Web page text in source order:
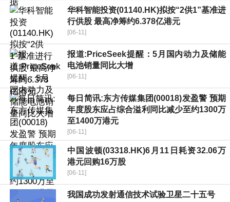
华科智能投资(01140.HK)拟按“2供1”基准进
行供股 最高净筹约6.378亿港元
[06-11]
报道:PriceSeek提醒：5月国内动力及储能
电池销量同比大增
[06-11]
每日简讯:东方传媒集团(00018)发盈警 预期
年度股东应占综合溢利同比减少至约1300万
至1400万港元
[06-11]
中国波顿(03318.HK)6月11日耗资32.06万
港元回购16万股
[06-11]
我国成功发射通信技术试验卫星二十五号